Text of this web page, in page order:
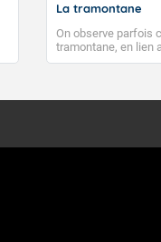
La tramontane
On observe parfois
tramontane, en lien
de forêt. Mais
à nord-ouest, dans
monts, en allusion